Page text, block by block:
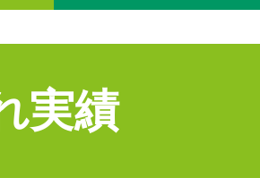
実績